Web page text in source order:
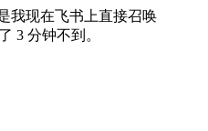
我现在飞书上直接召唤
3 分钟不到。